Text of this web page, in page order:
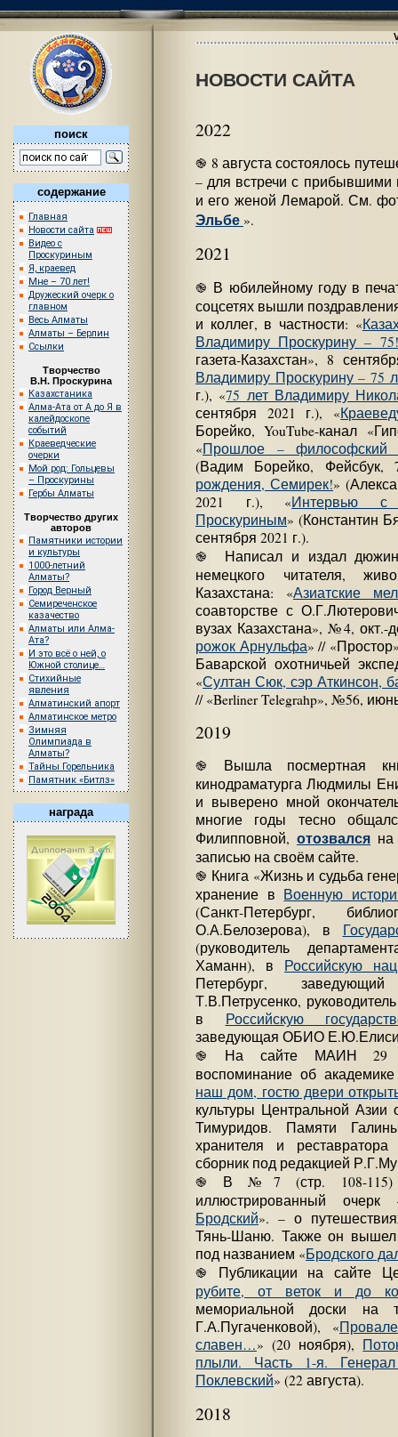
поиск
содержание
Главная
Новости сайта
Видео с
Проскуриным
Я, краевед
Мне – 70 лет!
Дружеский очерк о
главном
Весь Алматы
Алматы – Берлин
Ссылки
Творчество
В.Н. Проскурина
Казахстаника
Алма-Ата от А до Я в
калейдоскопе
событий
Краеведческие
очерки
Мой род: Гольцевы
– Проскурины
Гербы Алматы
Творчество других
авторов
Памятники истории
и культуры
1000-летний
Алматы?
Город Верный
Семиреченское
казачество
Алматы или Алма-
Ата?
И это всё о ней, о
Южной столице…
Стихийные
явления
Алматинский апорт
Алматинское метро
Зимняя
Олимпиада в
Алматы?
Тайны Горельника
Памятник «Битлз»
награда
НОВОСТИ САЙТА
2022
֎ 8 августа состоялось
– для встречи с
и его женой Лемарой. См.
Эльбе ».
2021
֎ В юбилейному году в
соцсетях вышли
и коллег, в частности: «
Владимиру Проскурину – 75!
газета-Казахстан», 8
Владимиру Проскурину – 75
г.), «75 лет Владимиру
сентября 2021 г.), «
Борейко, YouTube-канал
«Прошлое – философский
(Вадим Борейко, Фейсбук,
рождения, Семирек!»
2021 г.), «Интервью с
Проскуриным» (Константин
сентября 2021 г.).
֎ Написал и издал
немецкого читателя,
Казахстана: «Азиатские
соавторстве с
вузах Казахстана», №4, окт.-
рожок Арнульфа» //
Баварской охотничьей
«Султан Сюк, сэр Аткинсон,
// «Berliner Telegrahp», №56,
2019
֎ Вышла посмертная
кинодраматурга Людмилы
и выверено мной
многие годы тесно
Филипповной, отозвался на
записью на своём сайте.
֎ Книга «Жизнь и судьба
хранение в Военную
(Санкт-Петербург,
О.А.Белозерова), в
(руководитель
Хаманн), в Российскую
Петербург,
Т.В.Петрусенко,
в Российскую
заведующая ОБИО
֎ На сайте МАИН 29
воспоминание об
наш дом, гостю двери
культуры Центральной Азии
Тимуридов. Памяти
хранителя и
сборник под редакцией
֎ В №7 (стр. 108-115)
иллюстрированный очерк
Бродский». – о
Тянь-Шаню. Также он вышел
под названием «Бродского
֎ Публикации на сайте
рубите, от веток и до
мемориальной доски на
Г.А.Пугаченковой), «
славен…» (20 ноября),
плыли. Часть 1-я.
Поклевский» (22 августа).
2018